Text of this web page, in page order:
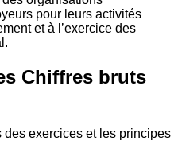
pour leurs activités
et à l’exercice des
Chiffres bruts
exercices et les principes